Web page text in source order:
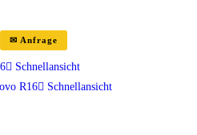
✉ Anfrage
Schnellansicht
Schnellansicht